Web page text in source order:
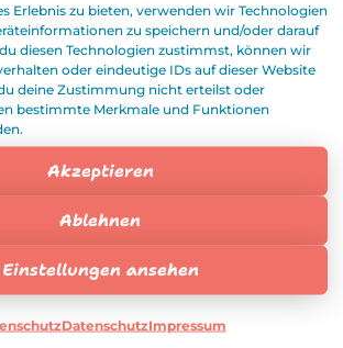
Erlebnis zu bieten, verwenden wir Technologien
zu speichern und/oder darauf
diesen Technologien zustimmst, können wir
oder eindeutige IDs auf dieser Website
deine Zustimmung nicht erteilst oder
bestimmte Merkmale und Funktionen
Akzeptieren
Ablehnen
Einstellungen ansehen
DatenschutzImpressum